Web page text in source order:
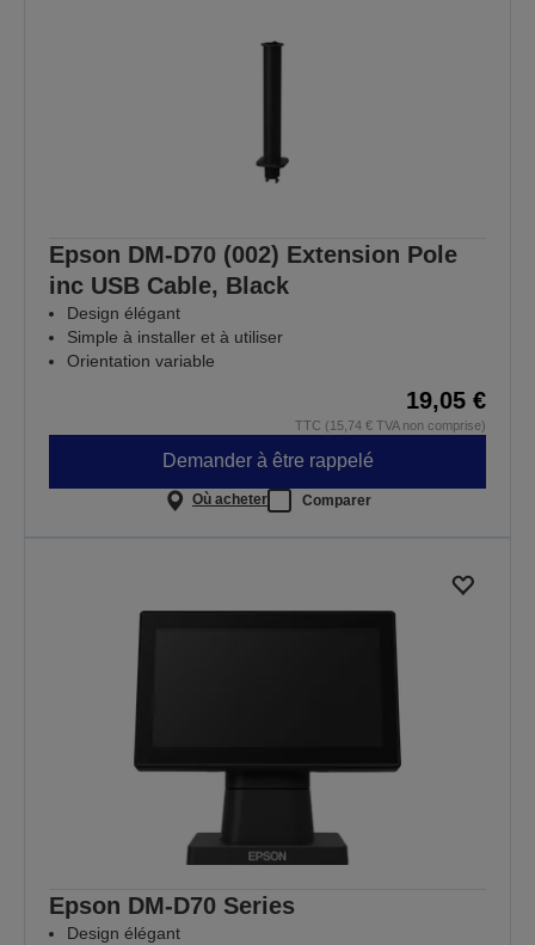
Epson DM-D70 (002) Extension Pole
inc USB Cable, Black
Design élégant
Simple à installer et à utiliser
Orientation variable
19,05 €
TTC (15,74 € TVA non comprise)
Demander à être rappelé
Où acheter Comparer
Epson DM-D70 Series
Design élégant